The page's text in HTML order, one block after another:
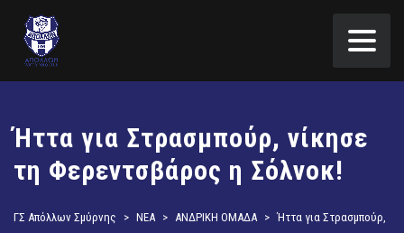
Ήττα για Στρασμπούρ, νίκησε
τη Φερεντσβάρος η Σόλνοκ!
ΓΣ Απόλλων Σμύρνης > ΝΕΑ > ΑΝΔΡΙΚΗ ΟΜΑΔΑ > Ήττα για Στρασμπούρ,